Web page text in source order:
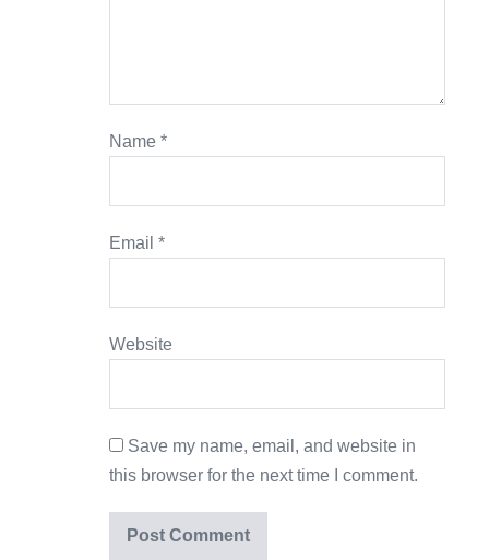
Name *
Email *
Website
Save my name, email, and website in
this browser for the next time I comment.